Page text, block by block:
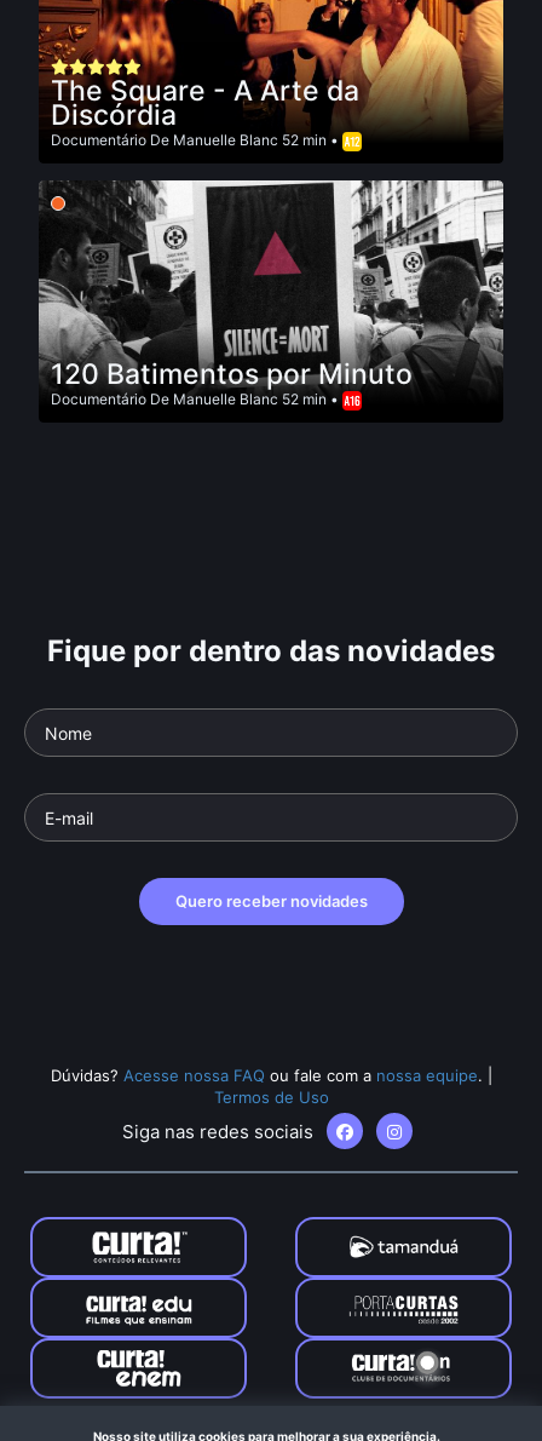
The Square - A Arte da
Discórdia
Documentário De Manuelle Blanc 52 min •
120 Batimentos por Minuto
Documentário De Manuelle Blanc 52 min •
Fique por dentro das novidades
Quero receber novidades
Dúvidas? Acesse nossa FAQ ou fale com a nossa equipe.
Termos de Uso
Siga nas redes sociais
Tamanduá © 2024. Todos os direitos reservados. Feito com
Nosso site utiliza cookies para melhorar a sua experiência.